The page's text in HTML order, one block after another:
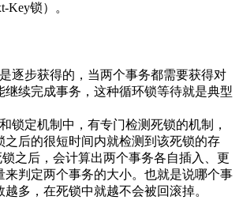
Key锁）。
逐步获得的，当两个事务都需要获得对
继续完成事务，这种循环锁等待就是典型
锁定机制中，有专门检测死锁的机制，
之后的很短时间内就检测到该死锁的存
之后，会计算出两个事务各自插入、更
来判定两个事务的大小。也就是说哪个事
多，在死锁中就越不会被回滚掉。